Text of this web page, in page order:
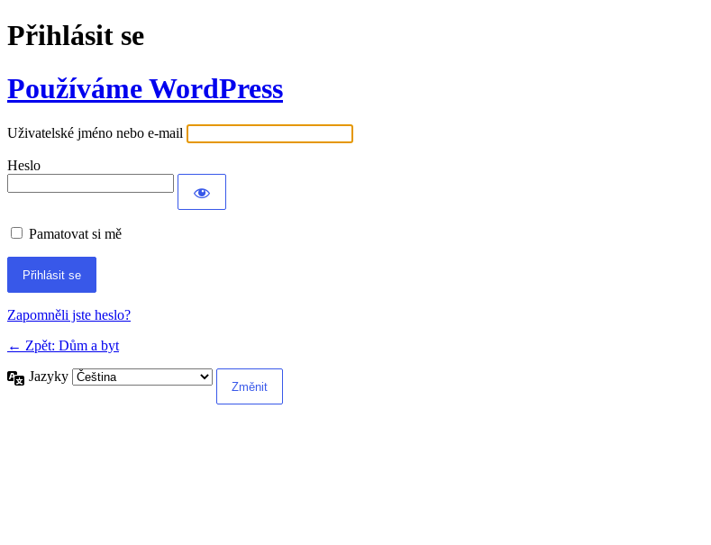
Přihlásit se
Používáme WordPress
Uživatelské jméno nebo e-mail
Heslo
Pamatovat si mě
Alternative:
Zapomněli jste heslo?
← Zpět: Dům a byt
Jazyky